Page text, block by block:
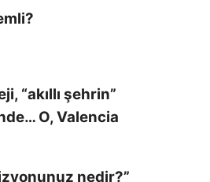
“akıllı şehrin”
O, Valencia
nedir?”